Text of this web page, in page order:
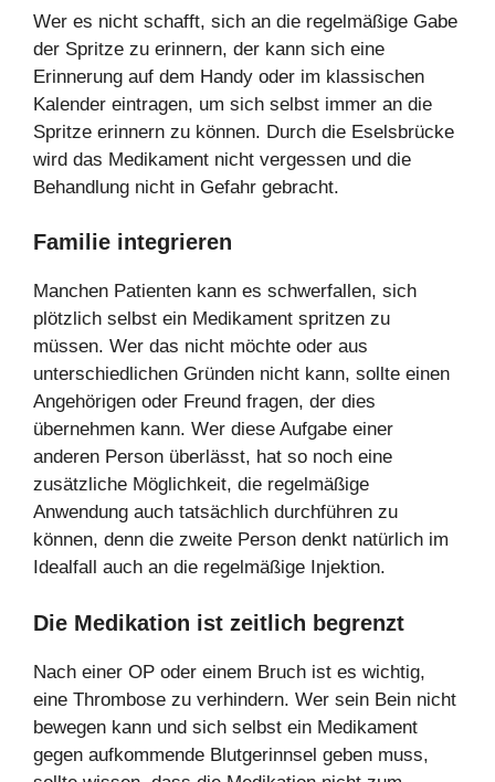
Wer es nicht schafft, sich an die regelmäßige Gabe
der Spritze zu erinnern, der kann sich eine
Erinnerung auf dem Handy oder im klassischen
Kalender eintragen, um sich selbst immer an die
Spritze erinnern zu können. Durch die Eselsbrücke
wird das Medikament nicht vergessen und die
Behandlung nicht in Gefahr gebracht.
Familie integrieren
Manchen Patienten kann es schwerfallen, sich
plötzlich selbst ein Medikament spritzen zu
müssen. Wer das nicht möchte oder aus
unterschiedlichen Gründen nicht kann, sollte einen
Angehörigen oder Freund fragen, der dies
übernehmen kann. Wer diese Aufgabe einer
anderen Person überlässt, hat so noch eine
zusätzliche Möglichkeit, die regelmäßige
Anwendung auch tatsächlich durchführen zu
können, denn die zweite Person denkt natürlich im
Idealfall auch an die regelmäßige Injektion.
Die Medikation ist zeitlich begrenzt
Nach einer OP oder einem Bruch ist es wichtig,
eine Thrombose zu verhindern. Wer sein Bein nicht
bewegen kann und sich selbst ein Medikament
gegen aufkommende Blutgerinnsel geben muss,